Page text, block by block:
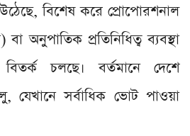
বিশেষ করে প্রোপোরশনাল
অনুপাতিক প্রতিনিধিত্ব ব্যবস্থা
চলছে। বর্তমানে দেশে
যেখানে সর্বাধিক ভোট পাওয়া